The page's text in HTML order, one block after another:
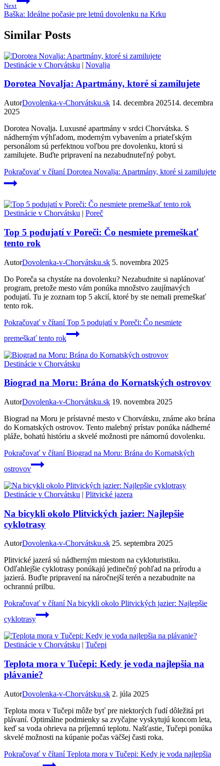
Next
Baška: Ideálne počasie pre letnú dovolenku na Krku
Similar Posts
Destinácie v Chorvátsku | Novalja
Dorotea Novalja: Apartmány, ktoré si zamilujete
AutorDovolenka-v-Chorvátsku.sk 14. decembra 202514. decembra
2025
Dorotea Novalja. Luxusné apartmány v srdci Chorvátska. S
nádherným výhľadom, moderným vybavením a priateľským
personálom sú perfektnou voľbou pre dovolenku, ktorú si
zamilujete. Buďte pripravení na nezabudnuteľný pobyt.
Pokračovať v čítaníDorotea Novalja: Apartmány, ktoré si zamilujete
Destinácie v Chorvátsku | Poreč
Top 5 podujatí v Poreči: Čo nesmiete premeškať
tento rok
AutorDovolenka-v-Chorvátsku.sk 5. novembra 2025
Do Poreča sa chystáte na dovolenku? Nezabudnite si naplánovať
program, pretože mesto vám ponúka množstvo zaujímavých
podujatí. Tu je zoznam top 5 akcií, ktoré by ste nemali premeškať
tento rok.
Pokračovať v čítaníTop 5 podujatí v Poreči: Čo nesmiete
premeškať tento rok
Destinácie v Chorvátsku
Biograd na Moru: Brána do Kornatských ostrovov
AutorDovolenka-v-Chorvátsku.sk 19. novembra 2025
Biograd na Moru je prístavné mesto v Chorvátsku, známe ako brána
do Kornatských ostrovov. Tento malebný prístav ponúka nádherné
pláže, bohatú históriu a skvelé možnosti pre námornú dovolenku.
Pokračovať v čítaníBiograd na Moru: Brána do Kornatských
ostrovov
Destinácie v Chorvátsku | Plitvické jazera
Na bicykli okolo Plitvických jazier: Najlepšie
cyklotrasy
AutorDovolenka-v-Chorvátsku.sk 25. septembra 2025
Plitvické jazerá sú nádherným miestom na cykloturistiku.
Odľahlejšie cyklotrasy ponúkajú jedinečný pohľad na prírodu a
jazierá. Buďte pripravení na náročnejší terén a nezabudnite na
ochrannú prilbu.
Pokračovať v čítaníNa bicykli okolo Plitvických jazier: Najlepšie
cyklotrasy
Destinácie v Chorvátsku | Tučepi
Teplota mora v Tučepi: Kedy je voda najlepšia na
plávanie?
AutorDovolenka-v-Chorvátsku.sk 2. júla 2025
Teplota mora v Tučepi môže byť pre niektorých ľudí dôležitá pri
plávaní. Optimálne podmienky sa zvyčajne vyskytujú koncom leta,
keď sa voda ohrieva na príjemnú teplotu. Našťastie, Tučepi ponúka
skvelé možnosti na kúpanie počas väčšej časti roka.
Pokračovať v čítaníTeplota mora v Tučepi: Kedy je voda najlepšia